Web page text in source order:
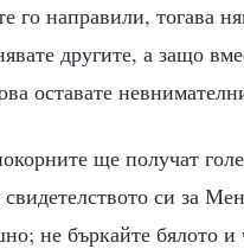
го направили, тогава
другите, а защо
оставате
ще получат
си за
не бъркайте бялото